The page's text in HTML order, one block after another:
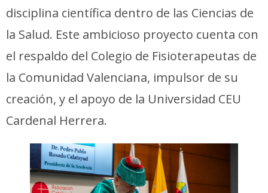
disciplina científica dentro de las Ciencias de
la Salud. Este ambicioso proyecto cuenta con
el respaldo del Colegio de Fisioterapeutas de
la Comunidad Valenciana, impulsor de su
creación, y el apoyo de la Universidad CEU
Cardenal Herrera.